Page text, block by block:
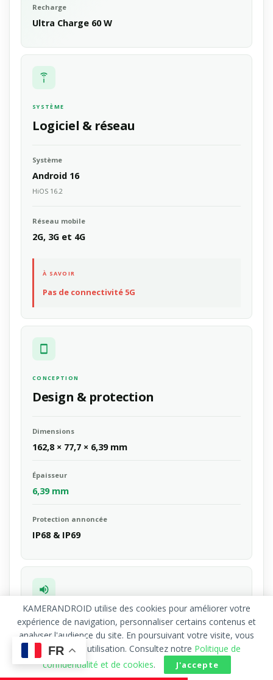
Recharge
Ultra Charge 60 W
SYSTÈME
Logiciel & réseau
Système
Android 16
HiOS 16.2
Réseau mobile
2G, 3G et 4G
À SAVOIR
Pas de connectivité 5G
CONCEPTION
Design & protection
Dimensions
162,8 × 77,7 × 6,39 mm
Épaisseur
6,39 mm
Protection annoncée
IP68 & IP69
MULTIMÉDIA
Audio & connectivité
Double haut-parleur Dolby Atmos Wi-Fi
FR
KAMERANDROID utilise des cookies pour améliorer votre
expérience de navigation, personnaliser certains contenus et
analyser l'audience du site. En poursuivant votre visite, vous
acceptez leur utilisation. Consultez notre Politique de
confidentialité et de cookies. J'accepte